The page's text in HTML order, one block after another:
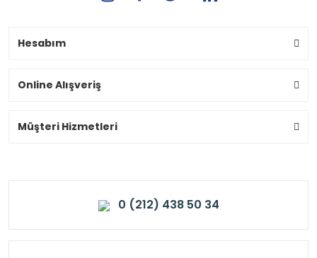
Hesabım
Online Alışveriş
Müşteri Hizmetleri
0 (212) 438 50 34